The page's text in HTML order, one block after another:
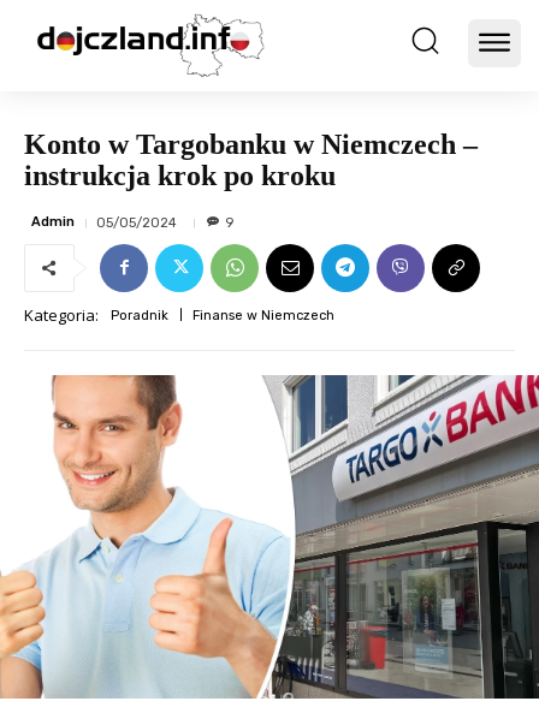
Konto w Targobanku w Niemczech –
instrukcja krok po kroku
Admin 05/05/2024 9
Kategoria: Poradnik Finanse w Niemczech